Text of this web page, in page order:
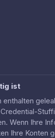
ist
enthalten
Wenn Ihre
Ihre Konten